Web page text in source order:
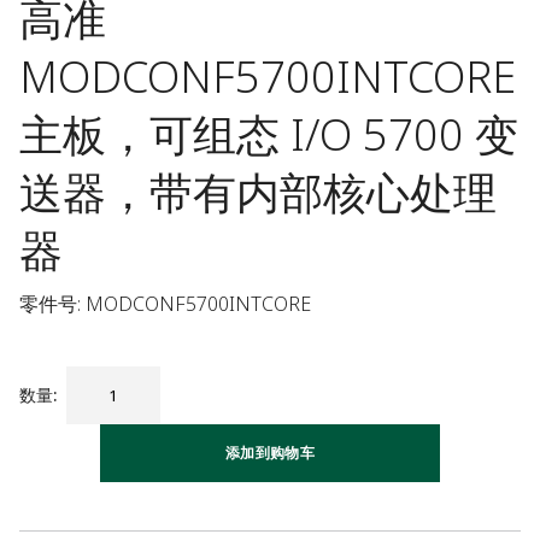
高准
MODCONF5700INTCORE
主板，可组态 I/O 5700 变
送器，带有内部核心处理
器
零件号: MODCONF5700INTCORE
数量:
添加到购物车